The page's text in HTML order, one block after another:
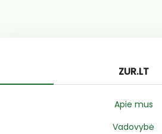
ZUR.LT
Apie mus
Vadovybė